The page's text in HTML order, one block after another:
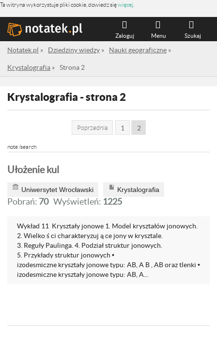
Ta witryna wykorzystuje pliki cookie, dowiedz sięwięcej
Szukaj
Menu
Zaloguj
Notatek.pl » Dziedziny wiedzy » Nauki geograficzne »
Krystalografia » Strona 2
Krystalografia - strona 2
Poprzednia 1 2
note /search
Ułożenie kul
Uniwersytet Wrocławski Krystalografia
Pobrań: 70 Wyświetleń: 1225
Wykład 11 Kryształy jonowe 1. Model kryształów jonowych.
2. Wielko ś ci charakteryzuj ą ce jony w krysztale.
3. Reguły Paulinga. 4. Podział struktur jonowych.
5. Przykłady struktur jonowych •
izodesmiczne kryształy jonowe typu: AB, A B , AB oraz tlenki •
izodesmiczne kryształy jonowe typu: AB, A...